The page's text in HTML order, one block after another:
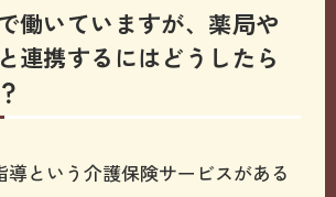
働いていますが、薬局や
連携するにはどうしたら
導という介護保険サービスがある